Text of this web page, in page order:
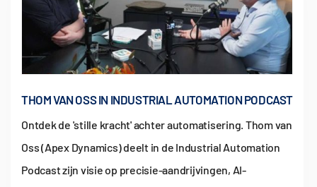
THOM VAN OSS IN INDUSTRIAL AUTOMATION PODCAST
Ontdek de 'stille kracht' achter automatisering. Thom van
Oss (Apex Dynamics) deelt in de Industrial Automation
Podcast zijn visie op precisie-aandrijvingen, AI-